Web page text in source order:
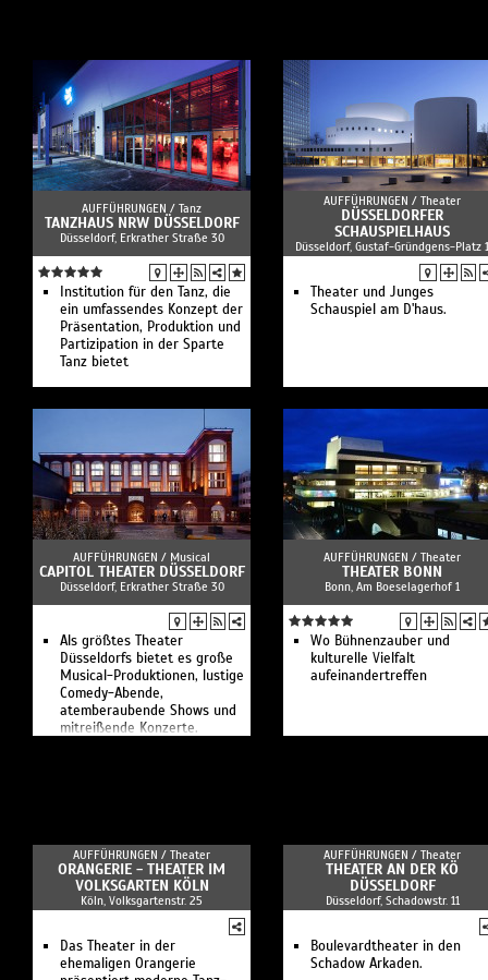
AUFFÜHRUNGEN / Tanz
TANZHAUS NRW DÜSSELDORF
Düsseldorf, Erkrather Straße 30
Institution für den Tanz, die
ein umfassendes Konzept der
Präsentation, Produktion und
Partizipation in der Sparte
Tanz bietet
AUFFÜHRUNGEN / Theater
DÜSSELDORFER
SCHAUSPIELHAUS
Düsseldorf, Gustaf-Gründgens-Platz 1
Theater und Junges
Schauspiel am D'haus.
AUFFÜHRUNGEN / Musical
CAPITOL THEATER DÜSSELDORF
Düsseldorf, Erkrather Straße 30
Als größtes Theater
Düsseldorfs bietet es große
Musical-Produktionen, lustige
Comedy-Abende,
atemberaubende Shows und
mitreißende Konzerte.
AUFFÜHRUNGEN / Theater
THEATER BONN
Bonn, Am Boeselagerhof 1
Wo Bühnenzauber und
kulturelle Vielfalt
aufeinandertreffen
AUFFÜHRUNGEN / Theater
ORANGERIE - THEATER IM
VOLKSGARTEN KÖLN
Köln, Volksgartenstr. 25
Das Theater in der
ehemaligen Orangerie
AUFFÜHRUNGEN / Theater
THEATER AN DER KÖ
DÜSSELDORF
Düsseldorf, Schadowstr. 11
Boulevardtheater in den
Schadow Arkaden.